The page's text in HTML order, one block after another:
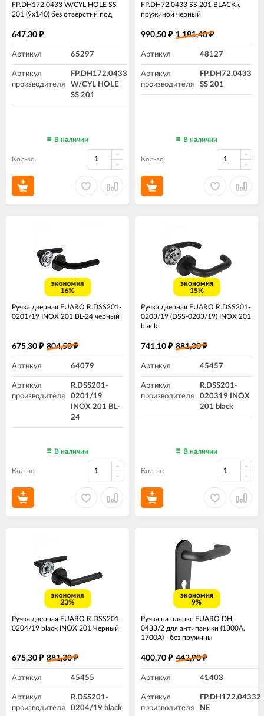
FP.DH172.0433 W/CYL HOLE SS
201 (9x140) без отверстий под
647,30 ₽
Артикул 65297
Артикул
производителя
FP.DH172.0433
W/CYL HOLE
SS 201
В наличии
Кол-во
FP.DH72.0433 SS 201 BLACK с
пружиной черный
990,50 ₽ 1 181,40₽
Артикул 48127
Артикул
производителя
FP.DH72.0433
SS 201
В наличии
Кол-во
экономия
16%
Ручка дверная FUARO R.DSS201-
0201/19 INOX 201 BL-24 черный
675,30 ₽ 804,50₽
Артикул 64079
Артикул
производителя
R.DSS201-
0201/19
INOX 201 BL-
24
В наличии
Кол-во
экономия
15%
Ручка дверная FUARO R.DSS201-
0203/19 (DSS-0203/19) INOX 201
black
741,10 ₽ 881,30₽
Артикул 45457
Артикул
производителя
R.DSS201-
020319 INOX
201 black
В наличии
Кол-во
экономия
23%
Ручка дверная FUARO R.DSS201-
0204/19 black INOX 201 Черный
675,30 ₽ 881,30₽
Артикул 45455
Артикул
производителя
R.DSS201-
0204/19 black
экономия
9%
Ручка на планке FUARO DH-
0433/2 для антипаники (1300А,
1700A) - без пружины
400,70 ₽ 442,90₽
Артикул 41403
Артикул
производителя
FP.DH172.04332
NE